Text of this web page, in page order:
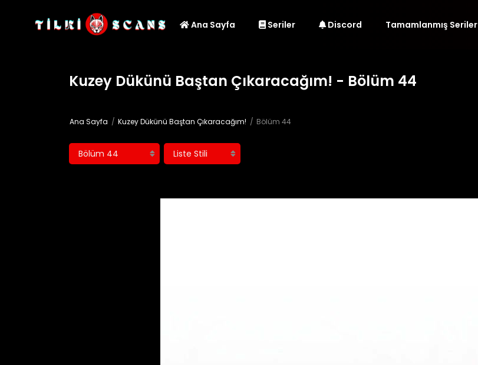
Ana Sayfa Seriler Discord Tamamlanmış Seriler
Kuzey Dükünü Baştan Çıkaracağım! - Bölüm 44
Ana Sayfa Kuzey Dükünü Baştan Çıkaracağım! Bölüm 44